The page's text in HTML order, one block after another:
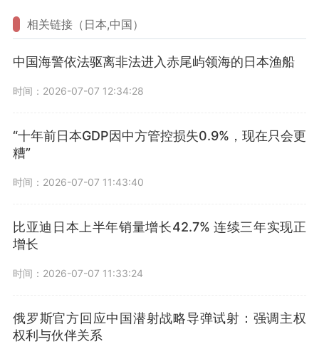
相关链接（日本,中国）
中国海警依法驱离非法进入赤尾屿领海的日本渔船
时间：2026-07-07 12:34:28
“十年前日本GDP因中方管控损失0.9%，现在只会更
糟”
时间：2026-07-07 11:43:40
比亚迪日本上半年销量增长42.7% 连续三年实现正
增长
时间：2026-07-07 11:33:24
俄罗斯官方回应中国潜射战略导弹试射：强调主权
权利与伙伴关系